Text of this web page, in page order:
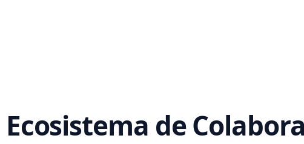
Ecosistema de